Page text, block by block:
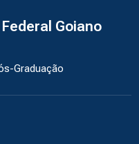
Goiano
Graduação